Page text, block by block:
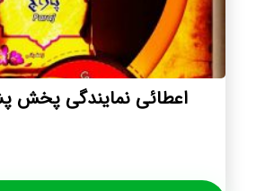
اعطائی نمایندگی پخش